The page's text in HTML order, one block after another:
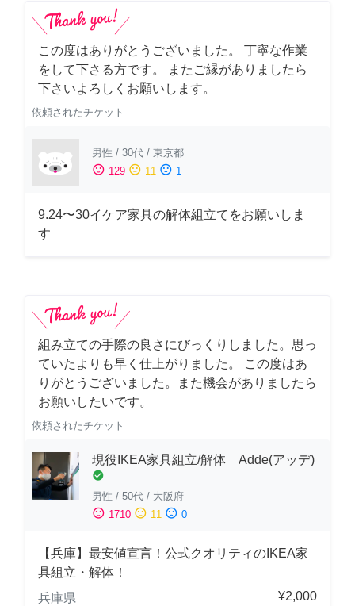
この度はありがとうございました。 丁寧な作業
をして下さる方です。 またご縁がありましたら
下さいよろしくお願いします。
依頼されたチケット
男性 / 30代 / 東京都
sentiment_satisfied 129 sentiment_neutral 11 sentiment_dissatisfied 1
9.24〜30イケア家具の解体組立てをお願いしま
す
組み立ての手際の良さにびっくりしました。思っ
ていたよりも早く仕上がりました。 この度はあ
りがとうございました。また機会がありましたら
お願いしたいです。
依頼されたチケット
現役IKEA家具組立/解体 Adde(アッデ)
check_circle
男性 / 50代 / 大阪府
sentiment_satisfied 1710 sentiment_neutral 11 sentiment_dissatisfied 0
【兵庫】最安値宣言！公式クオリティのIKEA家
具組立・解体！
兵庫県
¥2,000